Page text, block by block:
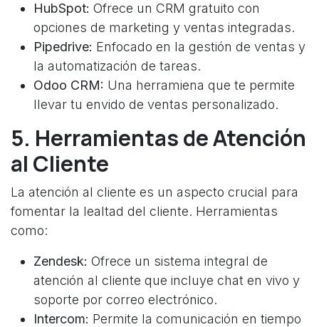
HubSpot: Ofrece un CRM gratuito con
opciones de marketing y ventas integradas.
Pipedrive: Enfocado en la gestión de ventas y
la automatización de tareas.
Odoo CRM: Una herramiena que te permite
llevar tu envido de ventas personalizado.
5. Herramientas de Atención
al Cliente
La atención al cliente es un aspecto crucial para
fomentar la lealtad del cliente. Herramientas
como:
Zendesk: Ofrece un sistema integral de
atención al cliente que incluye chat en vivo y
soporte por correo electrónico.
Intercom: Permite la comunicación en tiempo